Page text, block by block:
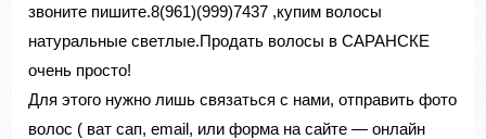
звоните пишите.8(961)(999)7437 ,купим волосы
натуральные светлые.Продать волосы в САРАНСКЕ
очень просто!
Для этого нужно лишь связаться с нами, отправить фото
волос ( ват сап, email, или форма на сайте — онлайн